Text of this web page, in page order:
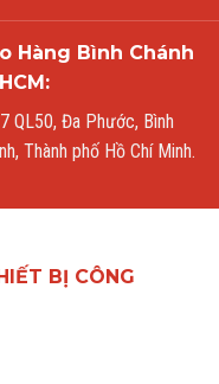
Hàng Bình Chánh
QL50, Đa Phước, Bình
Thành phố Hồ Chí Minh.
BỊ CÔNG